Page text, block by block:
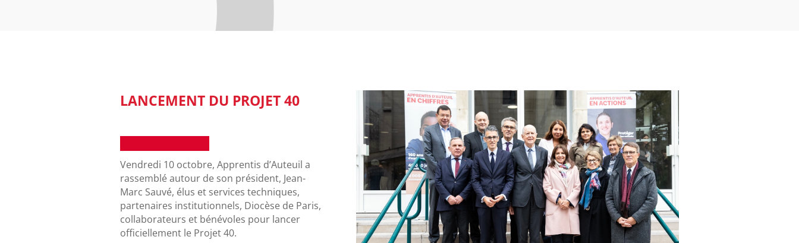
LANCEMENT DU PROJET 40
Vendredi 10 octobre, Apprentis d’Auteuil a
rassemblé autour de son président, Jean-
Marc Sauvé, élus et services techniques,
partenaires institutionnels, Diocèse de Paris,
collaborateurs et bénévoles pour lancer
officiellement le Projet 40.